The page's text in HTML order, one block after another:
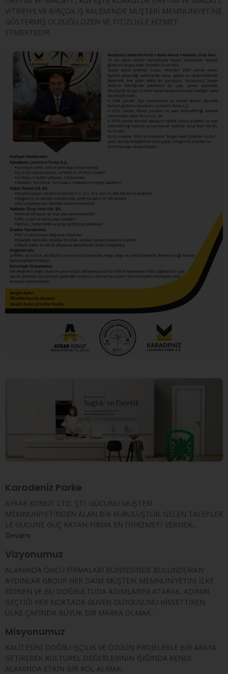
VİTRİFİYE VE BİRÇOK İŞ KALEMİNDE MÜŞTERİ MEMNUNİYETİNE
GÖSTERMİŞ OLDUĞU ÖZEN VE TİTİZLİKLE HİZMET
ETMEKTEDİR.
Karadeniz Parke
AYKAR KONUT LTD. ŞTİ. GÜCÜNÜ MÜŞTERİ
MEMNUNİYETİNDEN ALAN BİR KURULUŞTUR. GELEN TALEPLER
LE GÜCÜNE GÜÇ KATAN FİRMA EN İYİHİZMETİ VERMEK...
Devamı
Vizyonumuz
ALANINDA ÖNCÜ FİRMALARI BÜNYESİNDE BULUNDURAN
AYDINLAR GROUP HER DAİM MÜŞTERİ MEMNUNİYETİNİ İLKE
EDİNEN VE BU DOĞRULTUDA ADIMLARINI ATARAK, ADININ
GEÇTİĞİ HER NOKTADA GÜVEN DUYGUSUNU HİSSETTİREN
ÜLKE ÇAPINDA BÜYÜK BİR MARKA OLMAK…
Misyonumuz
KALİTESİNİ DOĞRU İŞÇİLİK VE ÖZGÜN PROJELERLE BİR ARAYA
GETİREREK KÜLTÜREL DEĞERLERİNİN IŞIĞINDA KENDİ
ALANINDA ETKİN BİR ROL ALMAK.